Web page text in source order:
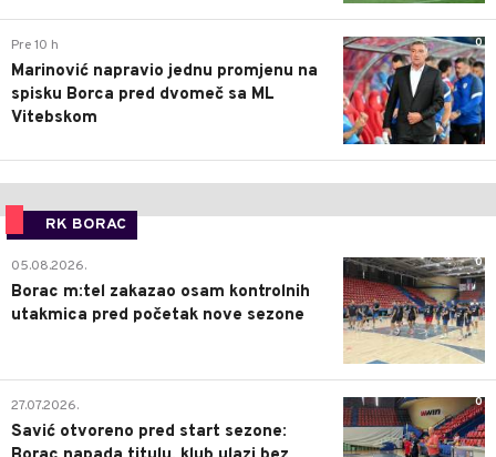
0
Pre 10 h
Marinović napravio jednu promjenu na
spisku Borca pred dvomeč sa ML
Vitebskom
RK BORAC
0
05.08.2026.
Borac m:tel zakazao osam kontrolnih
utakmica pred početak nove sezone
0
27.07.2026.
Savić otvoreno pred start sezone: